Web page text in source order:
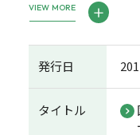
VIEW MORE
発行日
タイトル